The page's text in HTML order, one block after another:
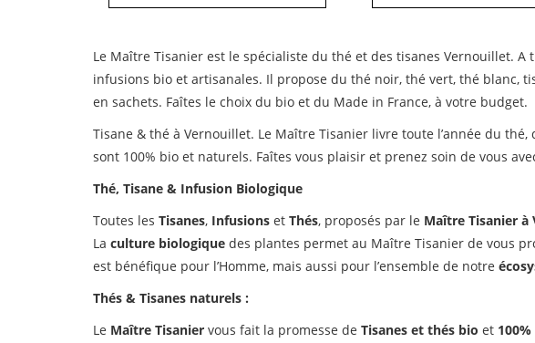
Le Maître Tisanier est le spécialiste du thé et des tisanes Vernouillet.
infusions bio et artisanales. Il propose du thé noir, thé vert, thé blanc,
en sachets. Faîtes le choix du bio et du Made in France, à votre budget.
Tisane & thé à Vernouillet. Le Maître Tisanier livre toute l’année du
sont 100% bio et naturels. Faîtes vous plaisir et prenez soin de vous
Thé, Tisane & Infusion Biologique
Toutes les Tisanes, Infusions et Thés, proposés par le Maître Tisanier à
La culture biologique des plantes permet au Maître Tisanier de vous
est bénéfique pour l’Homme, mais aussi pour l’ensemble de notre
Thés & Tisanes naturels :
Le Maître Tisanier vous fait la promesse de Tisanes et thés bio et